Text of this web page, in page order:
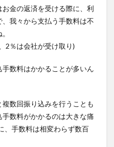
金の返済を受ける際に、利
我々から支払う手数料は不
2％は会社が受け取り)
数料はかかることが多いん
数回振り込みを行うことも
数料がかかるのは大きな痛
、手数料は相変わらず数百